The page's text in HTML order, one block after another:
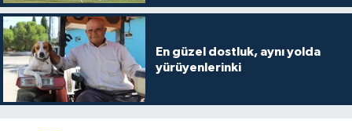
En güzel dostluk, aynı yolda
yürüyenlerinki